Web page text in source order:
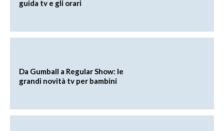
guida tv e gli orari
Da Gumball a Regular Show: le
grandi novità tv per bambini